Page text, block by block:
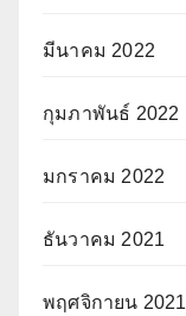
มีนาคม 2022
กุมภาพันธ์ 2022
มกราคม 2022
ธันวาคม 2021
พฤศจิกายน 2021